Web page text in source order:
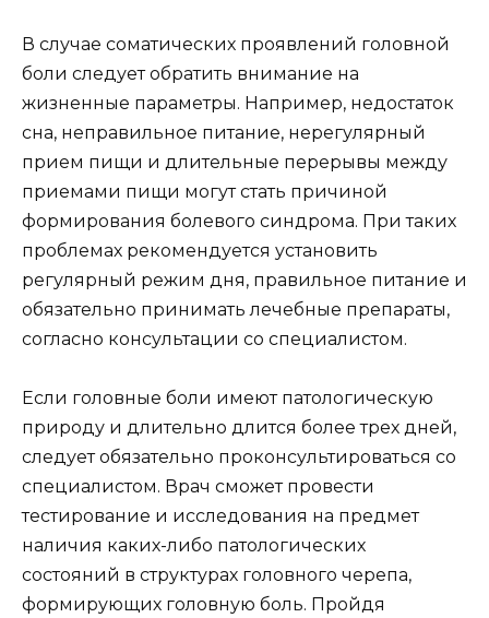
В случае соматических проявлений головной
боли следует обратить внимание на
жизненные параметры. Например, недостаток
сна, неправильное питание, нерегулярный
прием пищи и длительные перерывы между
приемами пищи могут стать причиной
формирования болевого синдрома. При таких
проблемах рекомендуется установить
регулярный режим дня, правильное питание и
обязательно принимать лечебные препараты,
согласно консультации со специалистом.
Если головные боли имеют патологическую
природу и длительно длится более трех дней,
следует обязательно проконсультироваться со
специалистом. Врач сможет провести
тестирование и исследования на предмет
наличия каких-либо патологических
состояний в структурах головного черепа,
формирующих головную боль. Пройдя